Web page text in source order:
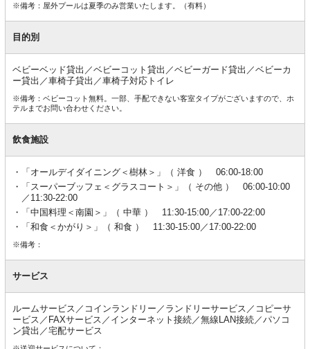
※備考：屋外プールは夏季のみ営業いたします。（有料）
目的別
ベビーベッド貸出／ベビーコット貸出／ベビーガード貸出／ベビーカ
ー貸出／車椅子貸出／車椅子対応トイレ
※備考：ベビーコット無料。一部、手配できない客室タイプがございますので、ホ
テルまでお問い合わせください。
飲食施設
「オールデイダイニング＜樹林＞」（ 洋食 ） 06:00-18:00
「スーパーブッフェ＜グラスコート＞」（ その他 ） 06:00-10:00
／11:30-22:00
「中国料理＜南園＞」（ 中華 ） 11:30-15:00／17:00-22:00
「和食＜かがり＞」（ 和食 ） 11:30-15:00／17:00-22:00
※備考：
サービス
ルームサービス／コインランドリー／ランドリーサービス／コピーサ
ービス／FAXサービス／インターネット接続／無線LAN接続／パソコ
ン貸出／宅配サービス